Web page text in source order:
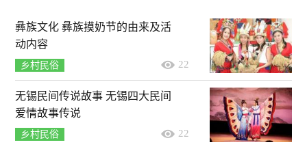
彝族文化 彝族摸奶节的由来及活
动内容
乡村民俗 22
无锡民间传说故事 无锡四大民间
爱情故事传说
乡村民俗 22